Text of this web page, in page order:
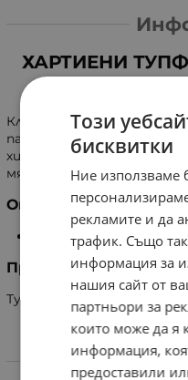
ХАРТИЕНИ
Клечки за уши, с
памук. Подходящи за
хигиена и грижа за
място. Да не се поставя
Опаковка
300 броя
Производител
Турция, СМС CONSUMER
Този
бисквитки
Ние използваме
рекламите и да
трафик. Също
информация за
нашия сайт от
партньори за
които може да я
информация,
предоставили